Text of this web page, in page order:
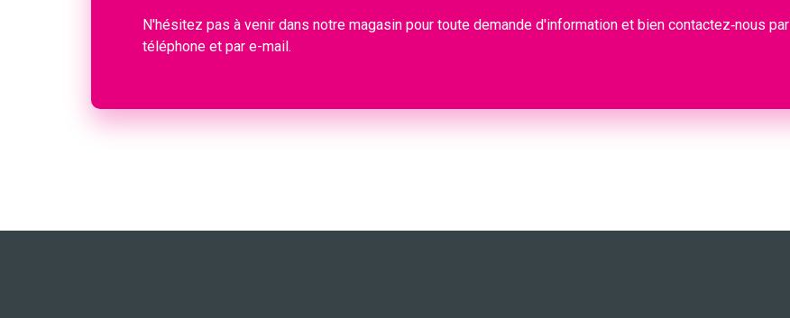
N'hésitez pas à venir dans notre magasin pour toute demande d'information et bien contactez‑nous par
téléphone et par e-mail.